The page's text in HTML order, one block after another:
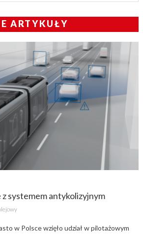
ARTYKUŁY
systemem antykolizyjnym
w Polsce wzięło udział w pilotażowym